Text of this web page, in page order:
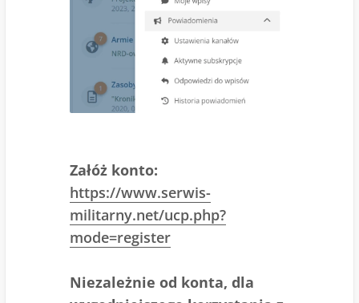
Załóż konto:
https://www.serwis-
militarny.net/ucp.php?
mode=register
Niezależnie od konta, dla